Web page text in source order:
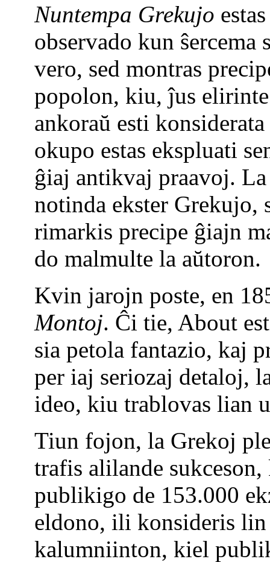
Nuntempa Grekujo
observado kun
vero, sed montras
popolon, kiu, ĵus
ankoraŭ esti
okupo estas ekspluati
ĝiaj antikvaj praavoj.
notinda ekster Grekujo,
rimarkis precipe ĝiajn
do malmulte la aŭtoron.
Kvin jarojn poste, en
Montoj. Ĉi tie, About
sia petola fantazio, kaj
per iaj seriozaj detaloj,
ideo, kiu trablovas lian
Tiun fojon, la Grekoj
trafis alilande
publikigo de 153.000
eldono, ili konsideris
kalumniinton, kiel